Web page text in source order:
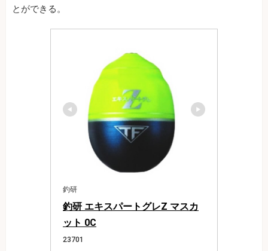
とができる。
釣研
釣研 エキスパートグレZ マスカ
ット 0C
23701